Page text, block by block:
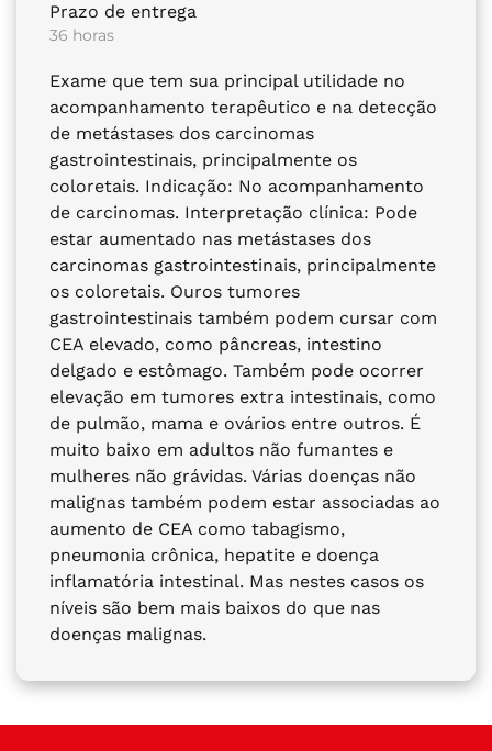
Prazo de entrega
36 horas
Exame que tem sua principal utilidade no
acompanhamento terapêutico e na detecção
de metástases dos carcinomas
gastrointestinais, principalmente os
coloretais. Indicação: No acompanhamento
de carcinomas. Interpretação clínica: Pode
estar aumentado nas metástases dos
carcinomas gastrointestinais, principalmente
os coloretais. Ouros tumores
gastrointestinais também podem cursar com
CEA elevado, como pâncreas, intestino
delgado e estômago. Também pode ocorrer
elevação em tumores extra intestinais, como
de pulmão, mama e ovários entre outros. É
muito baixo em adultos não fumantes e
mulheres não grávidas. Várias doenças não
malignas também podem estar associadas ao
aumento de CEA como tabagismo,
pneumonia crônica, hepatite e doença
inflamatória intestinal. Mas nestes casos os
níveis são bem mais baixos do que nas
doenças malignas.